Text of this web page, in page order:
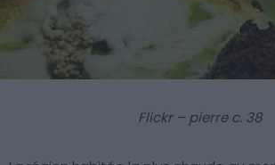
Flickr – pierre c. 38